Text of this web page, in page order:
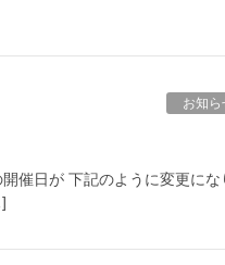
お知ら
催日が 下記のように変更にな